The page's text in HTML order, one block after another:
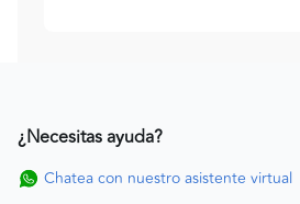
¿Necesitas ayuda?
Chatea con nuestro asistente virtual